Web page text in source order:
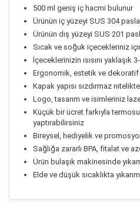
500 ml geniş iç hacmi bulunur
Ürünün iç yüzeyi SUS 304
Ürünün dış yüzeyi SUS 201
Sıcak ve soğuk içecekleriniz için
İçeceklerinizin ısısını yaklaşık
Ergonomik, estetik ve
Kapak yapısı sızdırmaz
Logo, tasarım ve isimleriniz
Küçük bir ücret farkıyla
yaptırabilirsiniz
Bireysel, hediyelik ve
Sağlığa zararlı BPA, fitalat ve
Ürün bulaşık makinesinde
Elde ve düşük sıcaklıkta